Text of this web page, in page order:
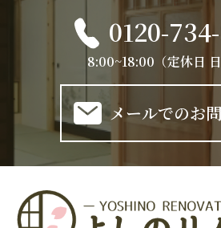
0120-
8:00~18:00（定休日 日
メールでのお